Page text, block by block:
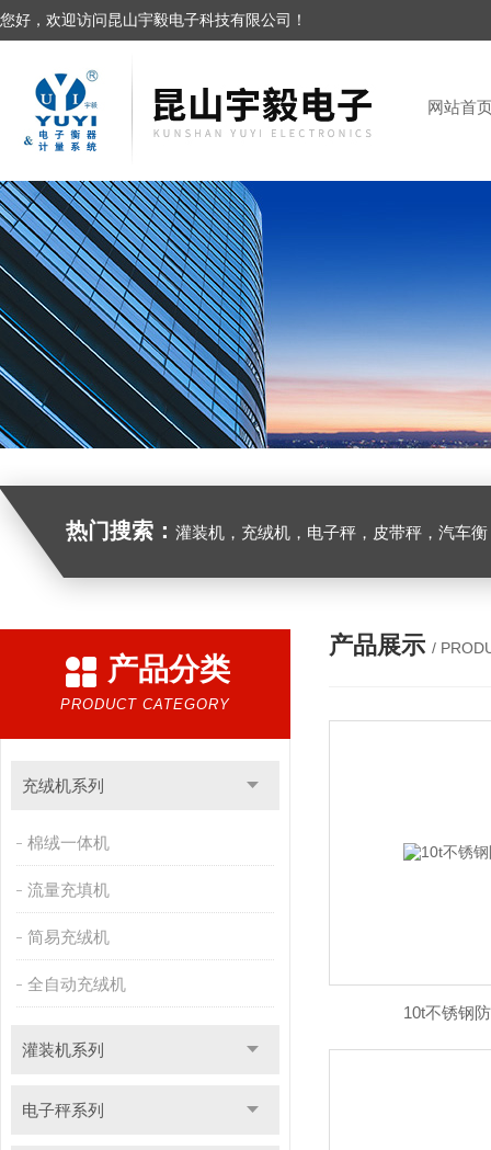
您好，欢迎访问昆山宇毅电子科技有限公司！
网站首
热门搜索： 灌装机，充绒机，电子秤，皮带秤，汽车
产品分类
PRODUCT CATEGORY
充绒机系列
棉绒一体机
流量充填机
简易充绒机
全自动充绒机
灌装机系列
电子秤系列
产品展示 /
10t不锈钢